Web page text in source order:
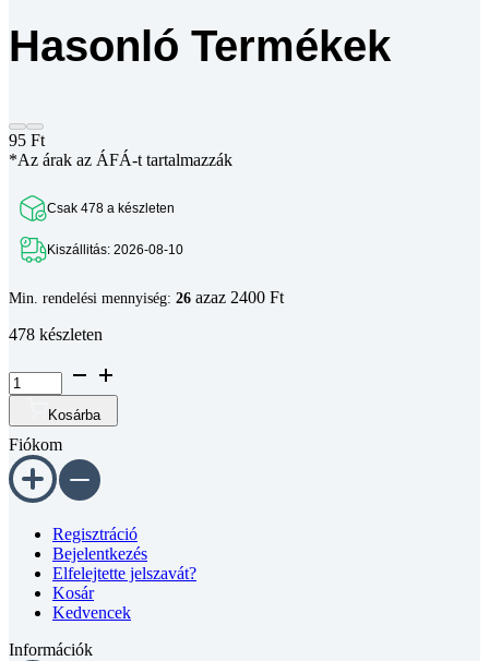
Hasonló Termékek
95Ft
*Az árak az ÁFÁ-t tartalmazzák
fejű
belső
kulcsnyílású
csavar
DIN
912
8.8
horganyzott
M4x45
mennyiség
Kosárba
Fiókom
Bejelentkezés
Elfelejtette jelszavát?
Kosár
Kedvencek